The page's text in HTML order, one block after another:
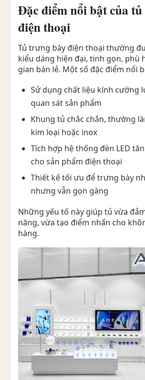
Đặc điểm nổi bật của
điện thoại
Tủ trưng bày điện thoại thường
kiểu dáng hiện đại, tinh gọn, phù
gian bán lẻ. Một số đặc điểm nổi
Sử dụng chất liệu kính cường
quan sát sản phẩm
Khung tủ chắc chắn, thường
kim loại hoặc inox
Tích hợp hệ thống đèn LED
cho sản phẩm điện thoại
Thiết kế tối ưu để trưng bày
nhưng vẫn gọn gàng
Những yếu tố này giúp tủ vừa
năng, vừa tạo điểm nhấn cho
hàng.